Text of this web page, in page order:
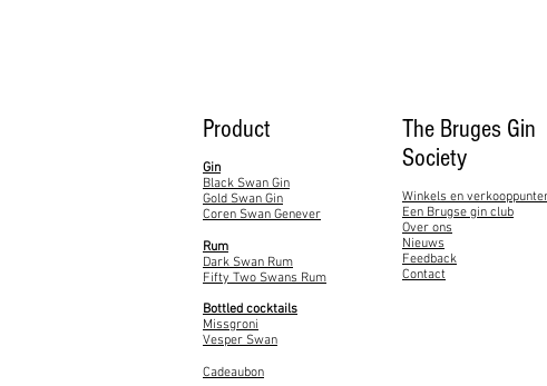
Product
Gin
Black Swan Gin
Gold Swan Gin
Coren Swan Genever
Rum
Dark Swan Rum
Fifty Two Swans Rum
Bottled cocktails
Missgroni
Vesper Swan
Cadeaubon
The Bruges Gin
Society
Winkels en
Een Brugse gin club
Over ons
Nieuws
Feedback
Contact